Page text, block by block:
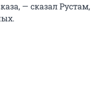
— сказал Рустам,